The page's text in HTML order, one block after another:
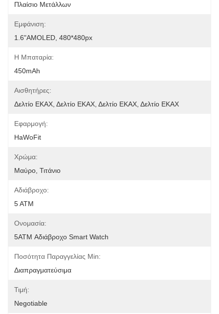
Πλαίσιο Μετάλλων
Εμφάνιση:
1.6"AMOLED, 480*480px
Η Μπαταρία:
450mAh
Αισθητήρες:
Δελτίο ΕΚΑΧ, Δελτίο ΕΚΑΧ, Δελτίο ΕΚΑΧ, Δελτίο ΕΚΑΧ
Εφαρμογή:
HaWoFit
Χρώμα:
Μαύρο, Τιτάνιο
Αδιάβροχο:
5 ΑΤΜ
Ονομασία:
5ATM Αδιάβροχο Smart Watch
Ποσότητα Παραγγελίας Min:
Διαπραγματεύσιμα
Τιμή:
Negotiable